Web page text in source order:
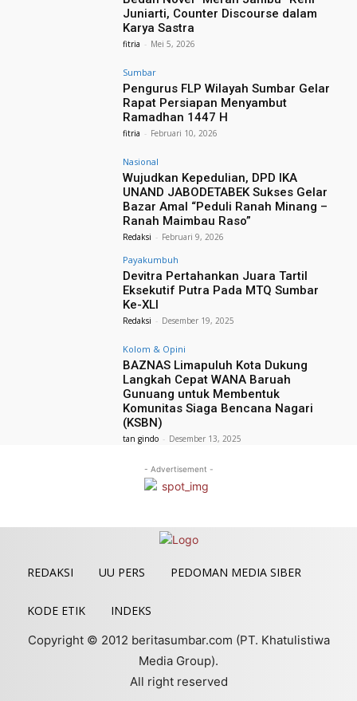
Juniarti, Counter Discourse dalam
Karya Sastra
fitria - Mei 5, 2026
Sumbar
Pengurus FLP Wilayah Sumbar Gelar
Rapat Persiapan Menyambut
Ramadhan 1447 H
fitria - Februari 10, 2026
Nasional
Wujudkan Kepedulian, DPD IKA
UNAND JABODETABEK Sukses Gelar
Bazar Amal “Peduli Ranah Minang –
Ranah Maimbau Raso”
Redaksi - Februari 9, 2026
Payakumbuh
Devitra Pertahankan Juara Tartil
Eksekutif Putra Pada MTQ Sumbar
Ke-XLI
Redaksi - Desember 19, 2025
Kolom & Opini
BAZNAS Limapuluh Kota Dukung
Langkah Cepat WANA Baruah
Gunuang untuk Membentuk
Komunitas Siaga Bencana Nagari
(KSBN)
tan gindo - Desember 13, 2025
- Advertisement -
REDAKSI UU PERS PEDOMAN MEDIA SIBER
KODE ETIK
INDEKS
Copyright © 2012 beritasumbar.com (PT. Khatulistiwa
Media Group).
All right reserved